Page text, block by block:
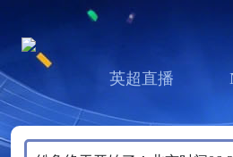
英超直播